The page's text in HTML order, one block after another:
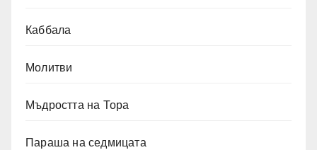
Каббала
Молитви
Мъдростта на Тора
Параша на седмицата